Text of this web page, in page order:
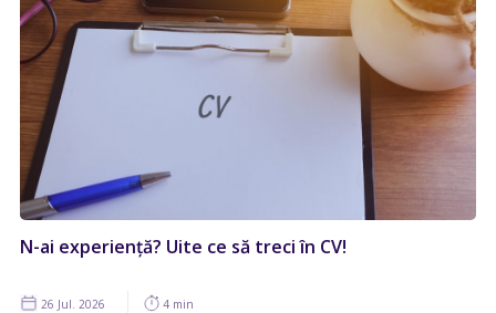
N-ai experiență? Uite ce să treci în CV!
26 Jul. 2026 4 min